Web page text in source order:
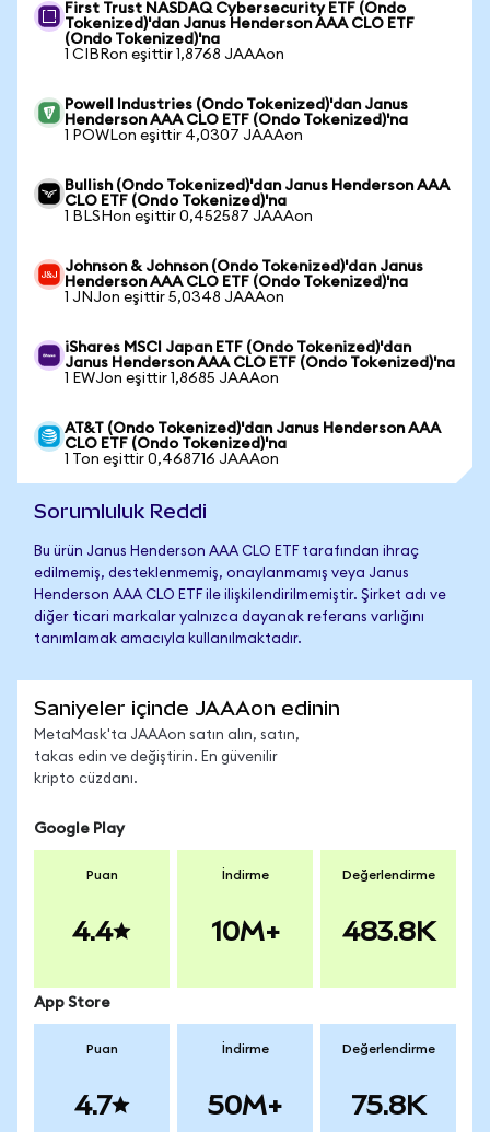
First Trust NASDAQ Cybersecurity ETF (Ondo
Tokenized)'dan Janus Henderson AAA CLO ETF
(Ondo Tokenized)'na
1 CIBRon eşittir 1,8768 JAAAon
Powell Industries (Ondo Tokenized)'dan Janus
Henderson AAA CLO ETF (Ondo Tokenized)'na
1 POWLon eşittir 4,0307 JAAAon
Bullish (Ondo Tokenized)'dan Janus Henderson AAA
CLO ETF (Ondo Tokenized)'na
1 BLSHon eşittir 0,452587 JAAAon
Johnson & Johnson (Ondo Tokenized)'dan Janus
Henderson AAA CLO ETF (Ondo Tokenized)'na
1 JNJon eşittir 5,0348 JAAAon
iShares MSCI Japan ETF (Ondo Tokenized)'dan
Janus Henderson AAA CLO ETF (Ondo Tokenized)'na
1 EWJon eşittir 1,8685 JAAAon
AT&T (Ondo Tokenized)'dan Janus Henderson AAA
CLO ETF (Ondo Tokenized)'na
1 Ton eşittir 0,468716 JAAAon
Sorumluluk Reddi
Bu ürün Janus Henderson AAA CLO ETF tarafından ihraç
edilmemiş, desteklenmemiş, onaylanmamış veya Janus
Henderson AAA CLO ETF ile ilişkilendirilmemiştir. Şirket adı ve
diğer ticari markalar yalnızca dayanak referans varlığını
tanımlamak amacıyla kullanılmaktadır.
Saniyeler içinde JAAAon edinin
MetaMask'ta JAAAon satın alın, satın,
takas edin ve değiştirin. En güvenilir
kripto cüzdanı.
Google Play
Puan
4.4
İndirme
10M+
Değerlendirme
483.8K
App Store
Puan
4.7
İndirme
50M+
Değerlendirme
75.8K